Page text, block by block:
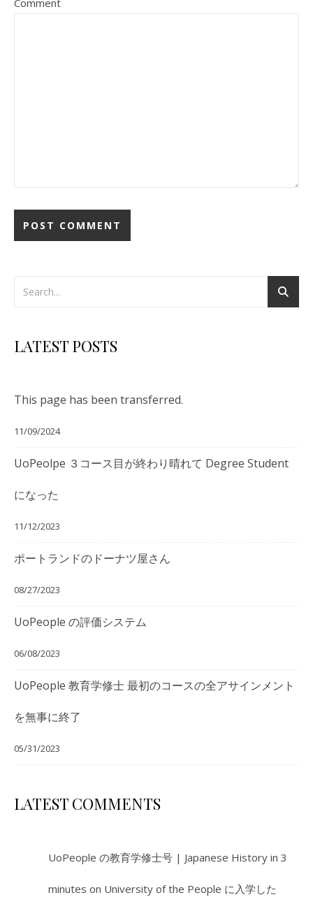
LATEST POSTS
This page has been transferred.
11/09/2024
UoPeolpe ３コース目が終わり晴れて Degree Student
になった
11/12/2023
ポートランドのドーナツ屋さん
08/27/2023
UoPeople の評価システム
06/08/2023
UoPeople 教育学修士 最初のコースの全アサインメント
を無事に終了
05/31/2023
LATEST COMMENTS
UoPeople の教育学修士号 | Japanese History in 3
minutes on University of the People に入学した